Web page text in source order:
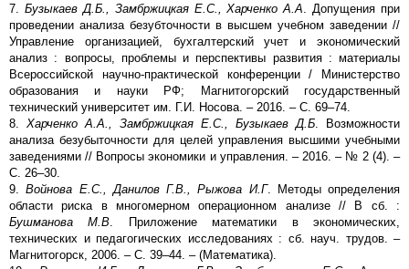
7. Бузыкаев Д.Б., Замбржицкая Е.С., Харченко А.А . Допущения при
проведении анализа безубточности в высшем учебном заведении //
Управление организацией, бухгалтерский учет и экономический
анализ : вопросы, проблемы и перспективы развития : материалы
Всероссийской научно-практической конференции / Министерство
образования и науки РФ; Магнитогорский государственный
технический университет им. Г.И. Носова. – 2016. – С. 69–74.
8. Харченко А.А., Замбржицкая Е.С., Бузыкаев Д.Б . Возможности
анализа безубыточности для целей управления высшими учебными
заведениями // Вопросы экономики и управления. – 2016. – № 2 (4). –
С. 26–30.
9.Войнова Е.С., Данилов Г.В., Рыжова И.Г. Методы определения
области риска в многомерном операционном анализе // В сб. :
Бушманова М.В . Приложение математики в экономических,
технических и педагогических исследованиях : сб. науч. трудов. –
Магнитогорск, 2006. – С. 39–44. – (Математика).